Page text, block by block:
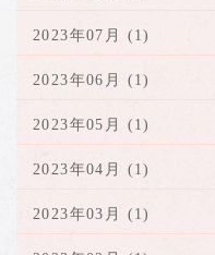
2023年07月 (1)
2023年06月 (1)
2023年05月 (1)
2023年04月 (1)
2023年03月 (1)